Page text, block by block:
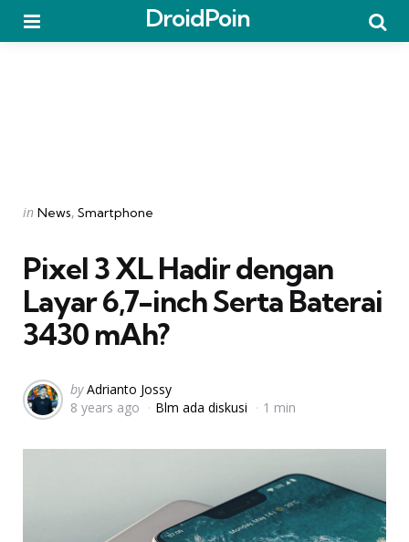
DroidPoin
Categories
Posted
in News Smartphone
Pixel 3 XL Hadir dengan
Layar 6,7-inch Serta Baterai
3430 mAh?
Posted
by
by Adrianto Jossy
8 years ago
Blm ada diskusi 1 min